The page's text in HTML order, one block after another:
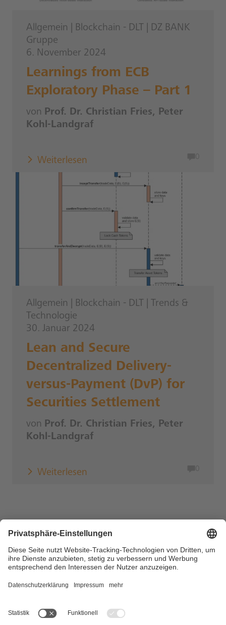
Allgemein Blockchain - DLT
DZ BANK
Gruppe
6. November 2024
Learnings from ECB
Exploratory Phase – Part 1
von Prof. Dr. Christian Fries, Peter
Kohl-Landgraf
Weiterlesen
Allgemein Blockchain - DLT
Trends &
Technologie
30. Januar 2024
Lean and Secure
Decentralized Delivery-
versus-Payment (DvP) for
Securities Settlement
von Prof. Dr. Christian Fries, Peter
Kohl-Landgraf
Weiterlesen